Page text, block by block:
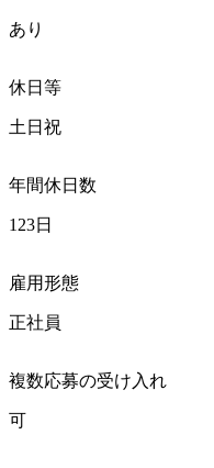
あり
休日等
土日祝
年間休日数
123日
雇用形態
正社員
複数応募の受け入れ
可